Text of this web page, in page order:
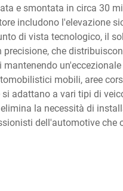
e smontata in circa 30
includono l'elevazione
di vista tecnologico, il
che
mobili, aree
adattano a vari tipi di
la necessità di
dell'automotive che